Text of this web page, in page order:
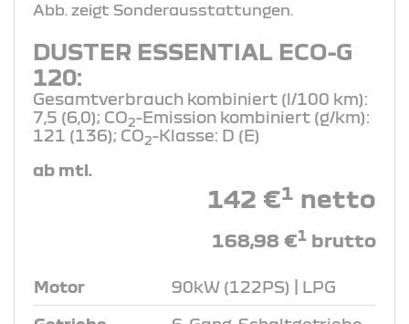
Abb. zeigt Sonderausstattungen.
DUSTER ESSENTIAL ECO-G
120:
Gesamtverbrauch kombiniert (l/100 km):
7,5 (6,0); CO2-Emission kombiniert (g/km):
121 (136); CO2-Klasse: D (E)
ab mtl.
142 €1 netto
168,98 €1 brutto
Motor 90kW (122PS) | LPG